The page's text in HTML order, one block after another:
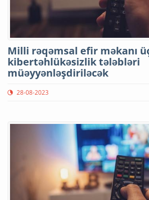
Milli rəqəmsal efir məkanı
kibertəhlükəsizlik tələbləri
müəyyənləşdiriləcək
28-08-2023